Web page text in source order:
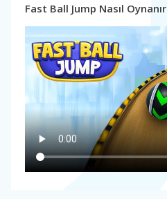
Fast Ball Jump Nasıl Oynanır